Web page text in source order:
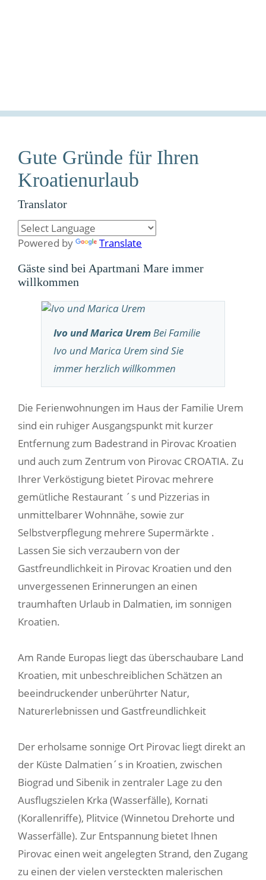
Gute Gründe für Ihren
Kroatienurlaub
Translator
Powered by Translate
Gäste sind bei Apartmani Mare immer
willkommen
Ivo und Marica UremBei Familie
Ivo und Marica Urem sind Sie
immer herzlich willkommen
Die Ferienwohnungen im Haus der Familie Urem
sind ein ruhiger Ausgangspunkt mit kurzer
Entfernung zum Badestrand in Pirovac Kroatien
und auch zum Zentrum von Pirovac CROATIA. Zu
Ihrer Verköstigung bietet Pirovac mehrere
gemütliche Restaurant ´s und Pizzerias in
unmittelbarer Wohnnähe, sowie zur
Selbstverpflegung mehrere Supermärkte .
Lassen Sie sich verzaubern von der
Gastfreundlichkeit in Pirovac Kroatien und den
unvergessenen Erinnerungen an einen
traumhaften Urlaub in Dalmatien, im sonnigen
Kroatien.
Am Rande Europas liegt das überschaubare Land
Kroatien, mit unbeschreiblichen Schätzen an
beeindruckender unberührter Natur,
Naturerlebnissen und Gastfreundlichkeit
Der erholsame sonnige Ort Pirovac liegt direkt an
der Küste Dalmatien´s in Kroatien, zwischen
Biograd und Sibenik in zentraler Lage zu den
Ausflugszielen Krka (Wasserfälle), Kornati
(Korallenriffe), Plitvice (Winnetou Drehorte und
Wasserfälle). Zur Entspannung bietet Ihnen
Pirovac einen weit angelegten Strand, den Zugang
zu einen der vielen versteckten malerischen